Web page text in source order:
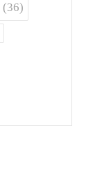
(36)